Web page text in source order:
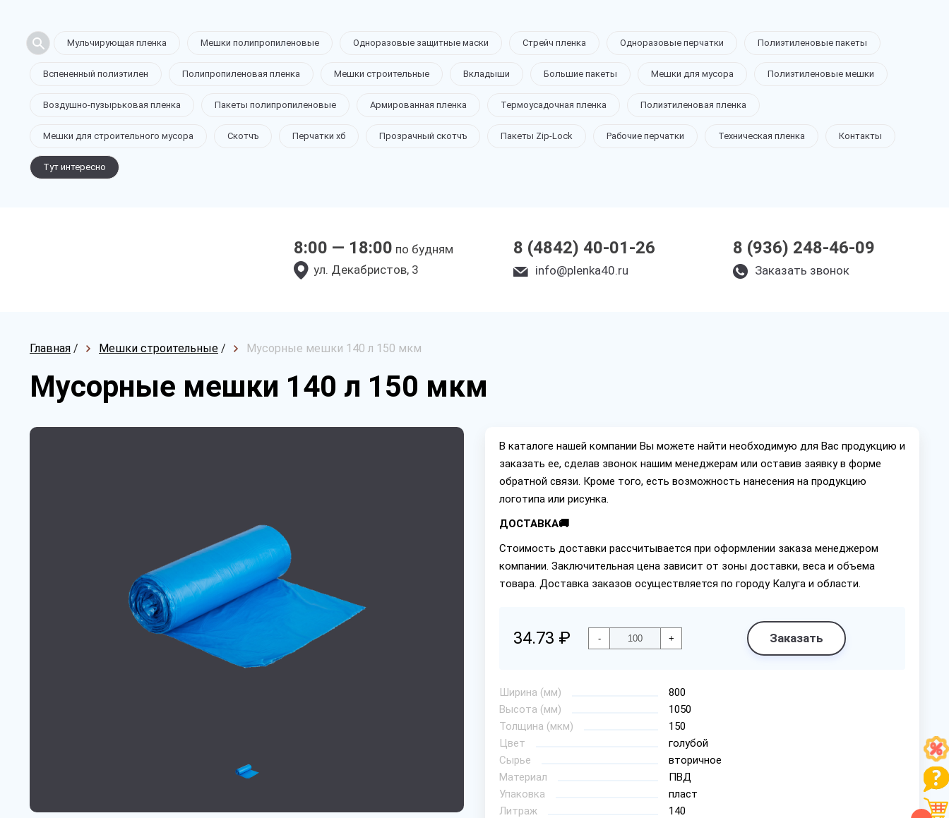
Мульчирующая пленка Мешки полипропиленовые Одноразовые защитные маски Стрейч пленка Одноразовые перчатки Полиэтиленовые пакеты
Вспененный полиэтилен Полипропиленовая пленка Мешки строительные Вкладыши Большие пакеты Мешки для мусора Полиэтиленовые мешки
Воздушно-пузырьковая пленка Пакеты полипропиленовые Армированная пленка Термоусадочная пленка Полиэтиленовая пленка
Мешки для строительного мусора Скотчъ Перчатки хб Прозрачный скотчъ Пакеты Zip-Lock Рабочие перчатки Техническая пленка Контакты
Тут интересно
8:00 — 18:00 по будням
yл. Дeкaбpиcтoв, 3
8 (4842) 40-01-26
info@plenka40.ru
8 (936) 248-46-09
Заказать звонок
Главная / Мешки строительные / Мусорные мешки 140 л 150 мкм
Мусорные мешки 140 л 150 мкм
В каталоге нашей компании Вы можете найти необходимую для Вас продукцию и
заказать ее, сделав звонок нашим менеджерам или оставив заявку в форме
обратной связи. Кроме того, есть возможность нанесения на продукцию
логотипа или рисунка.
ДОСТАВКА🚚
Стоимость доставки рассчитывается при оформлении заказа менеджером
компании. Заключительная цена зависит от зоны доставки, веса и объема
товара. Доставка заказов осуществляется по городу Калуга и области.
34.73 ₽ - + Заказать
Ширина (мм)
800
Высота (мм)
1050
Толщина (мкм)
150
Цвет
голубой
Сырье
вторичное
Материал
ПВД
Упаковка
пласт
Литраж
140